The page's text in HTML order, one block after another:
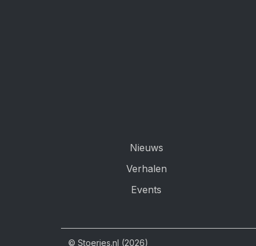
Nieuws
Verhalen
Events
© Stoeries.nl (2026)